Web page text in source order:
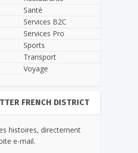
Santé
Services B2C
Services Pro
Sports
Transport
Voyage
FRENCH DISTRICT
histoires, directement
e-mail.